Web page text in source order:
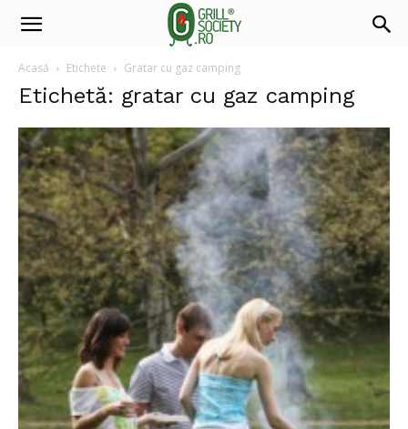
Acasă Etichete Gratar cu gaz camping
Etichetă: gratar cu gaz camping